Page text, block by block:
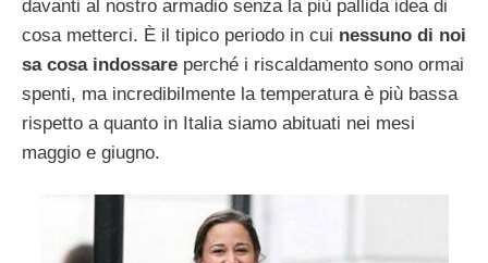
davanti al nostro armadio senza la più pallida idea di
cosa metterci. È il tipico periodo in cui nessuno di noi
sa cosa indossare perché i riscaldamento sono ormai
spenti, ma incredibilmente la temperatura è più bassa
rispetto a quanto in Italia siamo abituati nei mesi
maggio e giugno.